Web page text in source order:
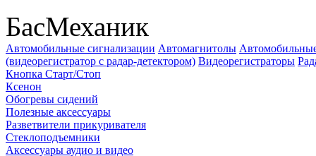
БасМеханик
Автомобильные сигнализации Автомагнитолы
(видеорегистратор с радар-детектором) Видеорегистраторы
Кнопка Старт/Стоп
Ксенон
Обогревы сидений
Полезные аксессуары
Разветвители прикуривателя
Стеклоподъемники
Аксессуары аудио и видео